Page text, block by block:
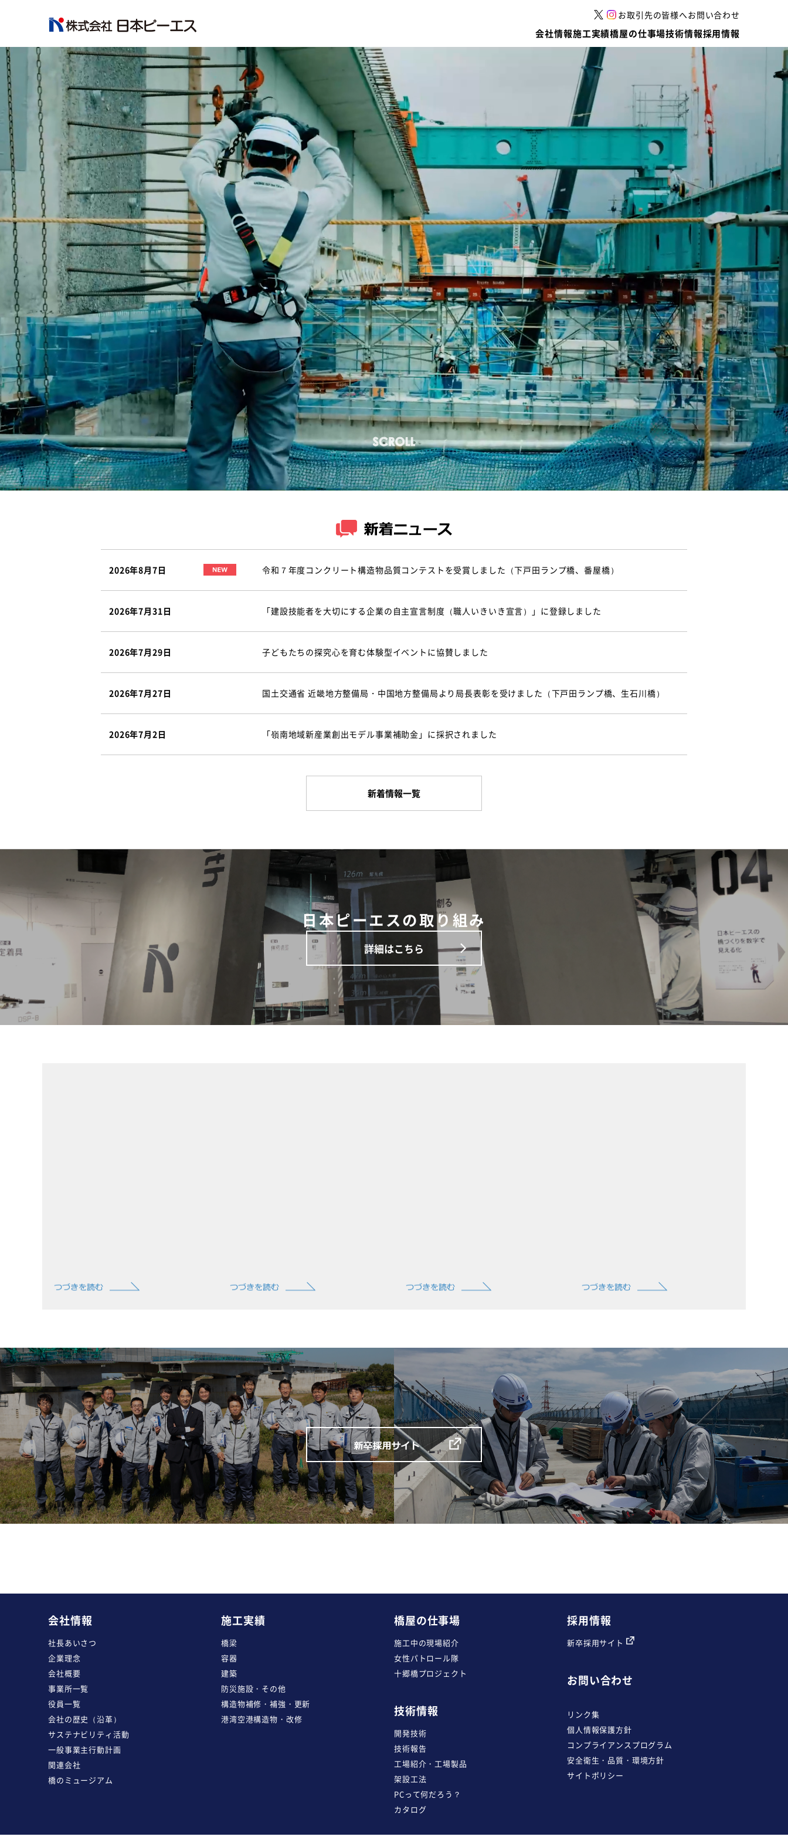
お取引先の皆様へお問い合わせ
会社情報施工実績橋屋の仕事場技術情報採用情報
2026年8月7日 令和７年度コンクリート構造物品質コンテストを受賞しました（下戸田ランプ橋、番屋橋）
2026年7月31日 「建設技能者を大切にする企業の自主宣言制度（職人いきいき宣言）」に登録しました
2026年7月29日 子どもたちの探究心を育む体験型イベントに協賛しました
2026年7月27日 国土交通省 近畿地方整備局・中国地方整備局より局長表彰を受けました（下戸田ランプ橋、生石川橋）
2026年7月2日 「嶺南地域新産業創出モデル事業補助金」に採択されました
新着情報一覧
日本ピーエスの取り組み
詳細はこちら
会社情報
社長あいさつ
企業理念
会社概要
事業所一覧
役員一覧
会社の歴史（沿革）
サステナビリティ活動
一般事業主行動計画
関連会社
橋のミュージアム
施工実績
橋梁
容器
建築
防災施設・その他
構造物補修・補強・更新
港湾空港構造物・改修
橋屋の仕事場
施工中の現場紹介
女性パトロール隊
十郷橋プロジェクト
技術情報
開発技術
技術報告
工場紹介・工場製品
架設工法
PCって何だろう？
カタログ
採用情報
新卒採用サイト
お問い合わせ
リンク集
個人情報保護方針
コンプライアンスプログラム
安全衛生・品質・環境方針
サイトポリシー